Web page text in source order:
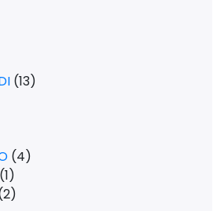
(13)
(4)
(1)